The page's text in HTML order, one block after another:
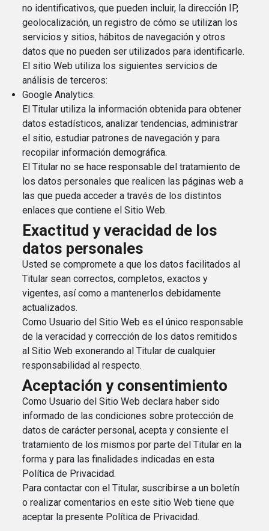
no identificativos, que pueden incluir, la dirección IP,
geolocalización, un registro de cómo se utilizan los
servicios y sitios, hábitos de navegación y otros
datos que no pueden ser utilizados para identificarle.
El sitio Web utiliza los siguientes servicios de
análisis de terceros:
Google Analytics.
El Titular utiliza la información obtenida para obtener
datos estadísticos, analizar tendencias, administrar
el sitio, estudiar patrones de navegación y para
recopilar información demográfica.
El Titular no se hace responsable del tratamiento de
los datos personales que realicen las páginas web a
las que pueda acceder a través de los distintos
enlaces que contiene el Sitio Web.
Exactitud y veracidad de los
datos personales
Usted se compromete a que los datos facilitados al
Titular sean correctos, completos, exactos y
vigentes, así como a mantenerlos debidamente
actualizados.
Como Usuario del Sitio Web es el único responsable
de la veracidad y corrección de los datos remitidos
al Sitio Web exonerando al Titular de cualquier
responsabilidad al respecto.
Aceptación y consentimiento
Como Usuario del Sitio Web declara haber sido
informado de las condiciones sobre protección de
datos de carácter personal, acepta y consiente el
tratamiento de los mismos por parte del Titular en la
forma y para las finalidades indicadas en esta
Política de Privacidad.
Para contactar con el Titular, suscribirse a un boletín
o realizar comentarios en este sitio Web tiene que
aceptar la presente Política de Privacidad.